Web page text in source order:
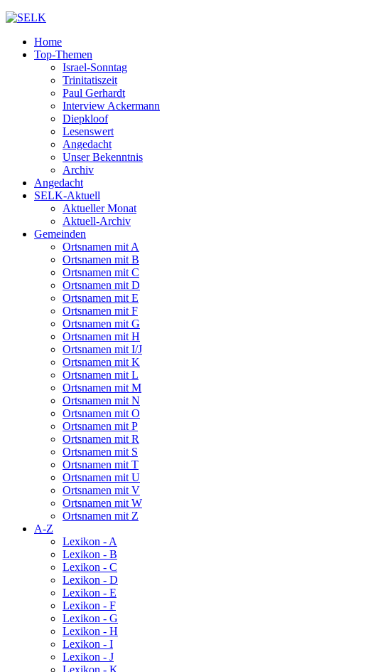
Home
Top-Themen
Israel-Sonntag
Trinitatiszeit
Paul Gerhardt
Interview Ackermann
Diepkloof
Lesenswert
Angedacht
Unser Bekenntnis
Archiv
Angedacht
SELK-Aktuell
Aktueller Monat
Aktuell-Archiv
Gemeinden
Ortsnamen mit A
Ortsnamen mit B
Ortsnamen mit C
Ortsnamen mit D
Ortsnamen mit E
Ortsnamen mit F
Ortsnamen mit G
Ortsnamen mit H
Ortsnamen mit I/J
Ortsnamen mit K
Ortsnamen mit L
Ortsnamen mit M
Ortsnamen mit N
Ortsnamen mit O
Ortsnamen mit P
Ortsnamen mit R
Ortsnamen mit S
Ortsnamen mit T
Ortsnamen mit U
Ortsnamen mit V
Ortsnamen mit W
Ortsnamen mit Z
A-Z
Lexikon - A
Lexikon - B
Lexikon - C
Lexikon - D
Lexikon - E
Lexikon - F
Lexikon - G
Lexikon - H
Lexikon - I
Lexikon - J
Lexikon - K